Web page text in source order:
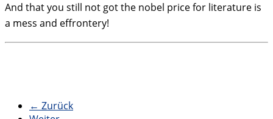
And that you still not got the nobel price for literature is
a mess and effrontery!
← Zurück